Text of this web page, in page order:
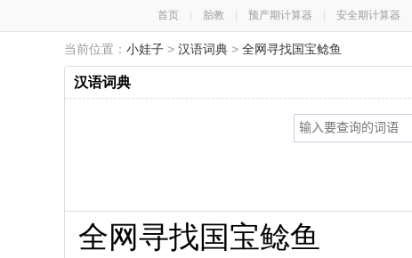
首页 胎教 预产期计算器 安全期计算器
当前位置： 小娃子 > 汉语词典 > 全网寻找国宝鲶鱼
汉语词典
全网寻找国宝鲶鱼